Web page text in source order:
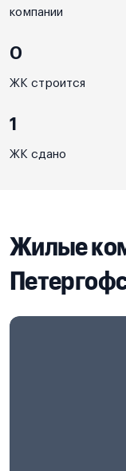
компании
0
ЖК строится
1
ЖК сдано
Жилые